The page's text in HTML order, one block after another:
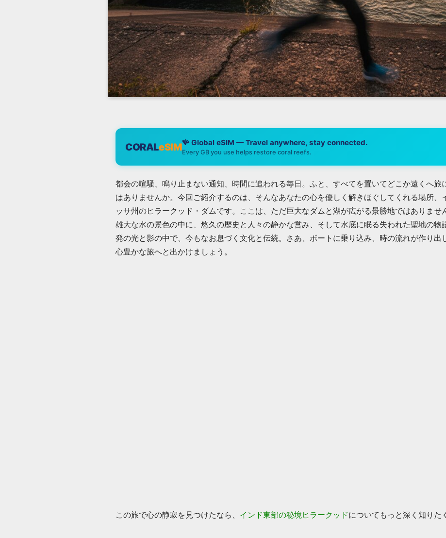
CORALeSIM🪸 Global eSIM — Travel anywhere, stay connected.
Every GB you use helps restore coral reefs.
都会の喧騒、鳴り止まない通知、時間に追われる毎日。ふと、すべてを置いてどこか遠くへ旅
はありませんか。今回ご紹介するのは、そんなあなたの心を優しく解きほぐしてくれる場所、
ッサ州のヒラークッド・ダムです。ここは、ただ巨大なダムと湖が広がる景勝地ではありませ
雄大な水の景色の中に、悠久の歴史と人々の静かな営み、そして水底に眠る失われた聖地の物
発の光と影の中で、今もなお息づく文化と伝統。さあ、ボートに乗り込み、時の流れが作り出
心豊かな旅へと出かけましょう。
この旅で心の静寂を見つけたなら、 インド東部の秘境ヒラークッドについてもっと深く知りた